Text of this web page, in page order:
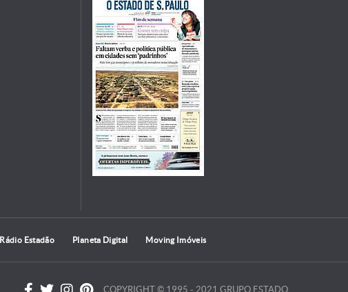
Rádio Estadão Planeta Digital Moving Imóveis
COPYRIGHT © 1995 - 2021 GRUPO ESTADO